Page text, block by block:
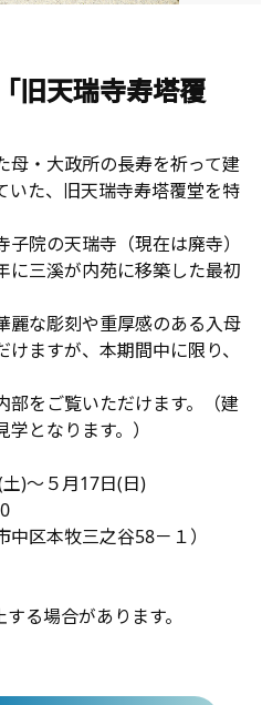
旧天瑞寺寿塔覆
母・大政所の長寿を祈って建
いた、旧天瑞寺寿塔覆堂を特
院の天瑞寺（現在は廃寺）
に三溪が内苑に移築した最初
麗な彫刻や重厚感のある入母
ますが、本期間中に限り、
部をご覧いただけます。（建
となります。）
)～５月17日(日)
中区本牧三之谷58－１）
る場合があります。